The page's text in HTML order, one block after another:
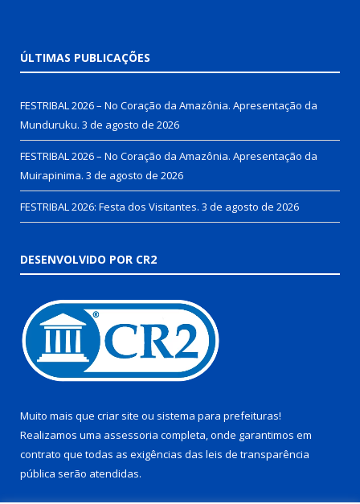
ÚLTIMAS PUBLICAÇÕES
FESTRIBAL 2026 – No Coração da Amazônia. Apresentação da
Munduruku. 3 de agosto de 2026
FESTRIBAL 2026 – No Coração da Amazônia. Apresentação da
Muirapinima. 3 de agosto de 2026
FESTRIBAL 2026: Festa dos Visitantes. 3 de agosto de 2026
DESENVOLVIDO POR CR2
Muito mais que criar site ou sistema para prefeituras!
Realizamos uma assessoria completa, onde garantimos em
contrato que todas as exigências das leis de transparência
pública serão atendidas.